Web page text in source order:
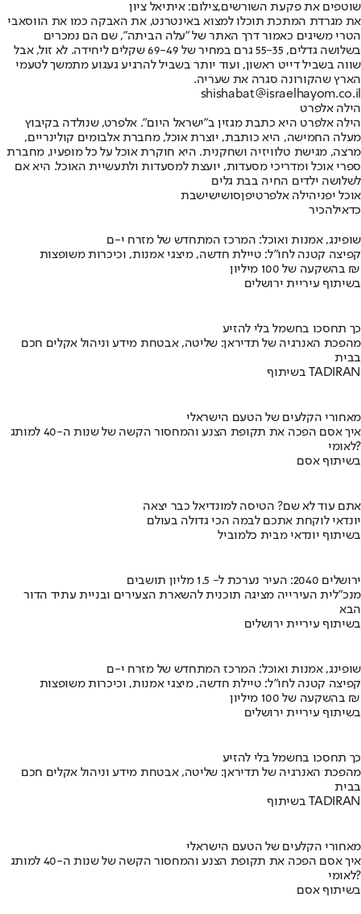
שוטפים את פקעת השורשים,צילום: איתיאל ציון
את מגרדת המתכת תוכלו למצוא באינטרנט, את האבקה כמו את הווסאבי
הטרי משיגים כאמור דרך האתר של "עלה הביתה", שם הם נמכרים
בשלושה גדלים, 55-35 גרם במחיר של 69-49 שקלים ליחידה. לא זול, אבל
שווה בשביל דייט ראשון, ועוד יותר בשביל להרגיע געגוע מתמשך לטעמי
הארץ שהקורונה סגרה את שעריה.
shishabat@israelhayom.co.il
הילה אלפרט
הילה אלפרט היא כתבת מגזין ב"ישראל היום". אלפרט, שנולדה בקיבוץ
מעלה החמישה, היא כותבת, יוצרת אוכל, מחברת אלבומים קולינריים,
מרצה, מגישת טלוויזיה ושחקנית. היא חוקרת אוכל על כל מופעיו, מחברת
ספרי אוכל ומדריכי מסעדות, יועצת למסעדות ולתעשיית האוכל. היא אם
לשלושה ילדים החיה בבת גלים
אוכל יפניהילה אלפרטיפןסושישישבת
כדאילהכיר
שופינג, אמנות ואוכל: המרכז המתחדש של מזרח י-ם
קפיצה קטנה לחו"ל: טיילת חדשה, מיצגי אמנות, וכיכרות משופצות
בהשקעה של 100 מיליון ₪
בשיתוף עיריית ירושלים
כך תחסכו בחשמל בלי להזיע
מהפכת האנרגיה של תדיראן: שליטה, אבטחת מידע וניהול אקלים חכם
בבית
בשיתוף TADIRAN
מאחורי הקלעים של הטעם הישראלי
איך אסם הפכה את תקופת הצנע והמחסור הקשה של שנות ה-40 למותג
לאומי?
בשיתוף אסם
אתם עוד לא שם? הטיסה למונדיאל כבר יצאה
יונדאי לוקחת אתכם לבמה הכי גדולה בעולם
בשיתוף יונדאי מבית כלמוביל
ירושלים 2040: העיר נערכת ל- 1.5 מליון תושבים
מנכ"לית העירייה מציגה תוכנית להשארת הצעירים ובניית עתיד הדור
הבא
בשיתוף עיריית ירושלים
שופינג, אמנות ואוכל: המרכז המתחדש של מזרח י-ם
קפיצה קטנה לחו"ל: טיילת חדשה, מיצגי אמנות, וכיכרות משופצות
בהשקעה של 100 מיליון ₪
בשיתוף עיריית ירושלים
כך תחסכו בחשמל בלי להזיע
מהפכת האנרגיה של תדיראן: שליטה, אבטחת מידע וניהול אקלים חכם
בבית
בשיתוף TADIRAN
מאחורי הקלעים של הטעם הישראלי
איך אסם הפכה את תקופת הצנע והמחסור הקשה של שנות ה-40 למותג
לאומי?
בשיתוף אסם